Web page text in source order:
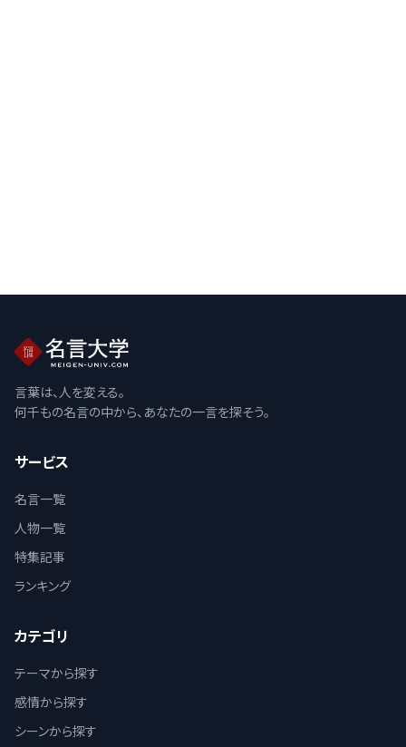
言葉は、人を変える。
何千もの名言の中から、あなたの一言を探そう。
サービス
名言一覧
人物一覧
特集記事
ランキング
カテゴリ
テーマから探す
感情から探す
シーンから探す